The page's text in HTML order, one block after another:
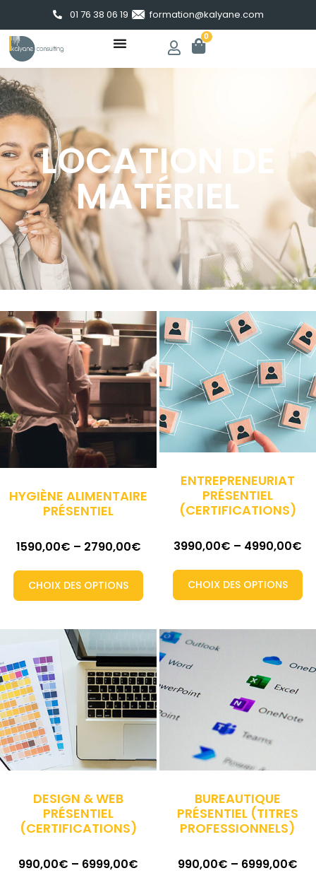
01 76 38 06 19 formation@kalyane.com
0
LOCATION DE
MATÉRIEL
HYGIÈNE ALIMENTAIRE
PRÉSENTIEL
1590,00€ – 2790,00€
CHOIX DES OPTIONS
ENTREPRENEURIAT
PRÉSENTIEL
(CERTIFICATIONS)
3990,00€ – 4990,00€
CHOIX DES OPTIONS
DESIGN & WEB
PRÉSENTIEL
(CERTIFICATIONS)
990,00€ – 6999,00€
BUREAUTIQUE
PRÉSENTIEL (TITRES
PROFESSIONNELS)
990,00€ – 6999,00€